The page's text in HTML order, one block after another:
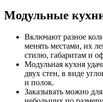
Модульные
Включают разное
менять местами, их
стилю, габаритам и
Модульная кухня
двух стен, в виде
и полок.
Заказывать можно